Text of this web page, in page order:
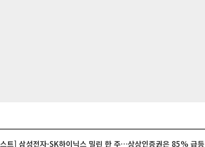
트] 삼성전자·SK하이닉스 밀린 한 주…상상인증권은 85% 급등